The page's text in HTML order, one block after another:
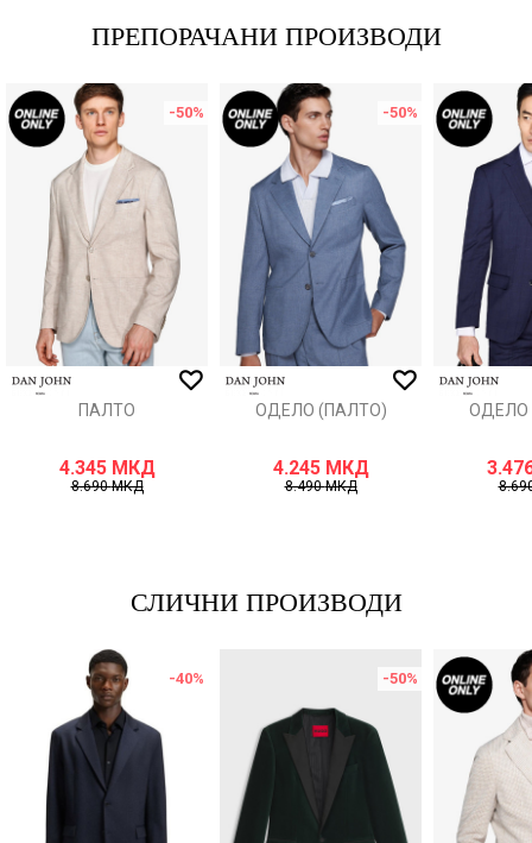
ИСПРАТИ
ПРЕПОРАЧАНИ ПРОИЗВОДИ
-50%
ПАЛТО
4.345 МКД
8.690МКД
-50%
ОДЕЛО (ПАЛТО)
4.245 МКД
8.490МКД
ОДЕЛО
СЛИЧНИ ПРОИЗВОДИ
-40% -50%